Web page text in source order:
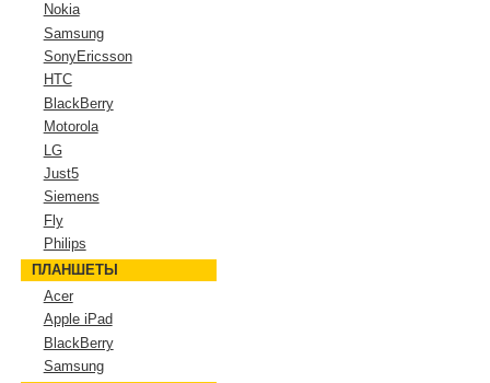
Nokia
Samsung
SonyEricsson
HTC
BlackBerry
Motorola
LG
Just5
Siemens
Fly
Philips
ПЛАНШЕТЫ
Acer
Apple iPad
BlackBerry
Samsung